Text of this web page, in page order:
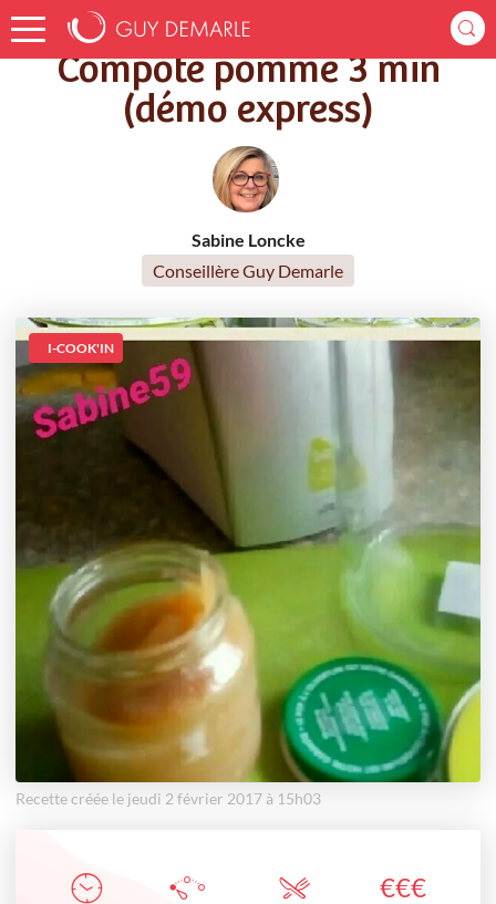
Accueil Recettes Compote pomme 3 min (démo express)
Compote pomme 3 min
(démo express)
Sabine Loncke
Conseillère Guy Demarle
I-COOK'IN
Recette créée le jeudi 2 février 2017 à 15h03
€€€